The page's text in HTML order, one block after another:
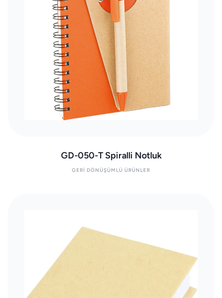
GD-050-T Spiralli Notluk
GERI DÖNÜŞÜMLÜ ÜRÜNLER